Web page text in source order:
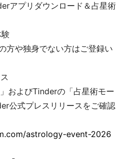
アプリダウンロード＆占星術
方や独身でない方はご登録い
およびTinderの「占星術モー
公式プレスリリースをご確認
astrology-event-2026